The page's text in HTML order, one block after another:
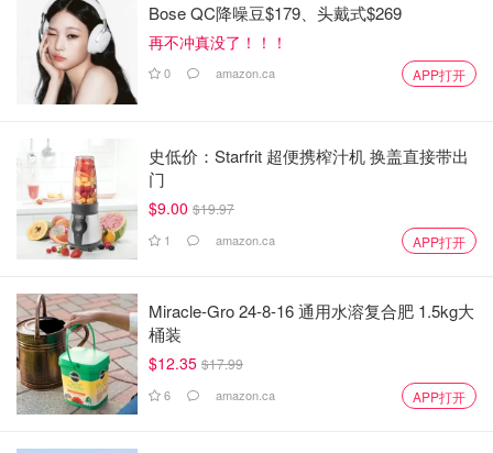
Bose QC降噪豆$179、头戴式$269
再不冲真没了！！！
0 amazon.ca APP打开
史低价：Starfrit 超便携榨汁机 换盖直接带出
门
$9.00 $19.97
1 amazon.ca APP打开
Miracle-Gro 24-8-16 通用水溶复合肥 1.5kg大
桶装
$12.35 $17.99
6 amazon.ca APP打开